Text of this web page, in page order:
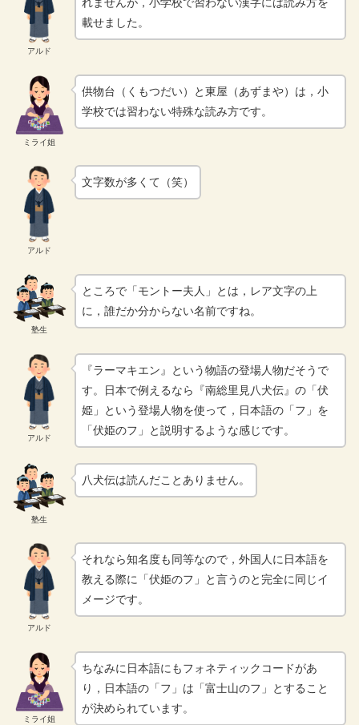
アルド
れませんが，小学校で習わない漢字には読み方を
載せました。
ミライ姐
供物台（くもつだい）と東屋（あずまや）は，小
学校では習わない特殊な読み方です。
アルド
文字数が多くて（笑）
塾生
ところで「モントー夫人」とは，レア文字の上
に，誰だか分からない名前ですね。
アルド
『ラーマキエン』という物語の登場人物だそうで
す。日本で例えるなら『南総里見八犬伝』の「伏
姫」という登場人物を使って，日本語の「フ」を
「伏姫のフ」と説明するような感じです。
塾生
八犬伝は読んだことありません。
アルド
それなら知名度も同等なので，外国人に日本語を
教える際に「伏姫のフ」と言うのと完全に同じイ
メージです。
ミライ姐
ちなみに日本語にもフォネティックコードがあ
り，日本語の「フ」は「富士山のフ」とすること
が決められています。